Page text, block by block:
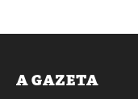
A GAZETA